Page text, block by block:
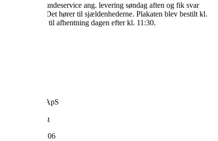
Kontaktede kundeservice ang. levering søndag aften og fik svar
efter en time. Det hører til sjældenhederne. Plakaten blev bestilt kl.
15 og var klar til afhentning dagen efter kl. 11:30.
Homedec.dk ApS
7120 Vejle Øst
CVR: 40340106